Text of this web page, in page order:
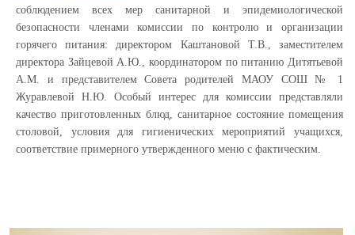
соблюдением всех мер санитарной и эпидемиологической
безопасности членами комиссии по контролю и организации
горячего питания: директором Каштановой Т.В., заместителем
директора Зайцевой А.Ю., координатором по питанию Дитятьевой
А.М. и представителем Совета родителей МАОУ СОШ № 1
Журавлевой Н.Ю. Особый интерес для комиссии представляли
качество приготовленных блюд, санитарное состояние помещения
столовой, условия для гигиенических мероприятий учащихся,
соответствие примерного утвержденного меню с фактическим.